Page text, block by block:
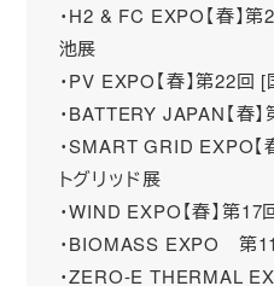
・H2 & FC EXPO【春】
池展
・PV EXPO【春】第22
・BATTERY JAPAN【春
・SMART GRID EXPO
トグリッド展
・WIND EXPO【春】第
・BIOMASS EXPO 第
・ZERO-E THERMAL